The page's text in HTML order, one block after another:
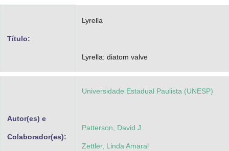
Advocacia-Geral da União
Título:
Lyrella
Lyrella: diatom valve
Autor(es) e
Colaborador(es):
Universidade Estadual Paulista (UNESP)
Patterson, David J.
Zettler, Linda Amaral